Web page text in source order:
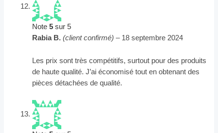
Note5 sur 5
Rabia B.(client confirmé) – 18 septembre 2024
Les prix sont très compétitifs, surtout pour des produits
de haute qualité. J’ai économisé tout en obtenant des
pièces détachées de qualité.